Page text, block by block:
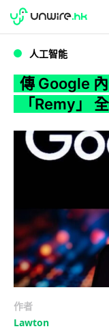
WWDC 2026
人工智能
傳 Google
「Remy」
作者
Lawton